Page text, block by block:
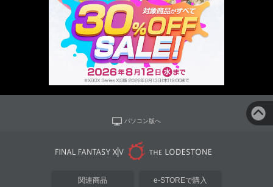
パソコン版へ
関連商品 e-STOREで購入